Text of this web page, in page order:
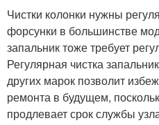
Чистки колонки нужны
форсунки в большинстве
запальник тоже требует
Регулярная чистка
других марок позволит
ремонта в будущем,
продлевает срок службы